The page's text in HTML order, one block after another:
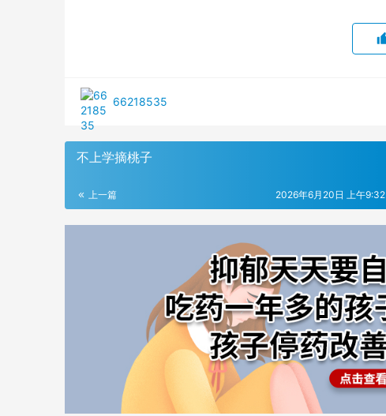
66218535
不上学摘桃子
上一篇 2026年6月20日 上午9:32